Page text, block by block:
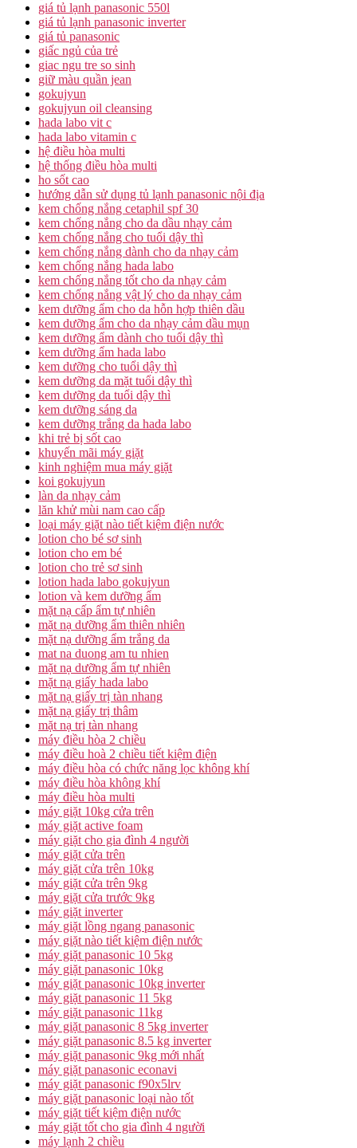
giá tủ lạnh panasonic 550l
giá tủ lạnh panasonic inverter
giá tủ panasonic
giấc ngủ của trẻ
giac ngu tre so sinh
giữ màu quần jean
gokujyun
gokujyun oil cleansing
hada labo vit c
hada labo vitamin c
hệ điều hòa multi
hệ thống điều hòa multi
ho sốt cao
hướng dẫn sử dụng tủ lạnh panasonic nội địa
kem chống nắng cetaphil spf 30
kem chống nắng cho da dầu nhạy cảm
kem chống nắng cho tuổi dậy thì
kem chống nắng dành cho da nhạy cảm
kem chống nắng hada labo
kem chống nắng tốt cho da nhạy cảm
kem chống nắng vật lý cho da nhạy cảm
kem dưỡng ẩm cho da hỗn hợp thiên dầu
kem dưỡng ẩm cho da nhạy cảm dầu mụn
kem dưỡng ẩm dành cho tuổi dậy thì
kem dưỡng ẩm hada labo
kem dưỡng cho tuổi dậy thì
kem dưỡng da mặt tuổi dậy thì
kem dưỡng da tuổi dậy thì
kem dưỡng sáng da
kem dưỡng trắng da hada labo
khi trẻ bị sốt cao
khuyến mãi máy giặt
kinh nghiệm mua máy giặt
koi gokujyun
làn da nhạy cảm
lăn khử mùi nam cao cấp
loại máy giặt nào tiết kiệm điện nước
lotion cho bé sơ sinh
lotion cho em bé
lotion cho trẻ sơ sinh
lotion hada labo gokujyun
lotion và kem dưỡng ẩm
mặt nạ cấp ẩm tự nhiên
mặt nạ dưỡng ẩm thiên nhiên
mặt nạ dưỡng ẩm trắng da
mat na duong am tu nhien
mặt nạ dưỡng ẩm tự nhiên
mặt nạ giấy hada labo
mặt nạ giấy trị tàn nhang
mặt nạ giấy trị thâm
mặt nạ trị tàn nhang
máy điều hòa 2 chiều
máy điều hoà 2 chiều tiết kiệm điện
máy điều hòa có chức năng lọc không khí
máy điều hòa không khí
máy điều hòa multi
máy giặt 10kg cửa trên
máy giặt active foam
máy giặt cho gia đình 4 người
máy giặt cửa trên
máy giặt cửa trên 10kg
máy giặt cửa trên 9kg
máy giặt cửa trước 9kg
máy giặt inverter
máy giặt lồng ngang panasonic
máy giặt nào tiết kiệm điện nước
máy giặt panasonic 10 5kg
máy giặt panasonic 10kg
máy giặt panasonic 10kg inverter
máy giặt panasonic 11 5kg
máy giặt panasonic 11kg
máy giặt panasonic 8 5kg inverter
máy giặt panasonic 8.5 kg inverter
máy giặt panasonic 9kg mới nhất
máy giặt panasonic econavi
máy giặt panasonic f90x5lrv
máy giặt panasonic loại nào tốt
máy giặt tiết kiệm điện nước
máy giặt tốt cho gia đình 4 người
máy lạnh 2 chiều